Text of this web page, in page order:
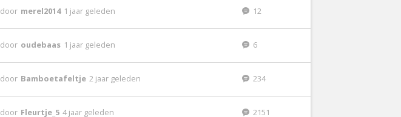
door merel2014 1 jaar geleden 12
door oudebaas 1 jaar geleden 6
door Bamboetafeltje 2 jaar geleden 234
door Fleurtje_5 4 jaar geleden 2151